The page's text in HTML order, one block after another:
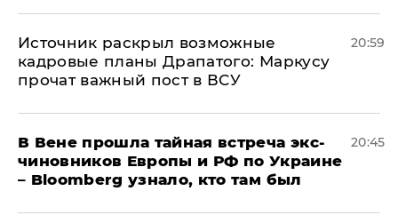
​Источник раскрыл возможные
кадровые планы Драпатого: Маркусу
прочат важный пост в ВСУ
20:59
В Вене прошла тайная встреча экс-
чиновников Европы и РФ по Украине
– Bloomberg узнало, кто там был
20:45